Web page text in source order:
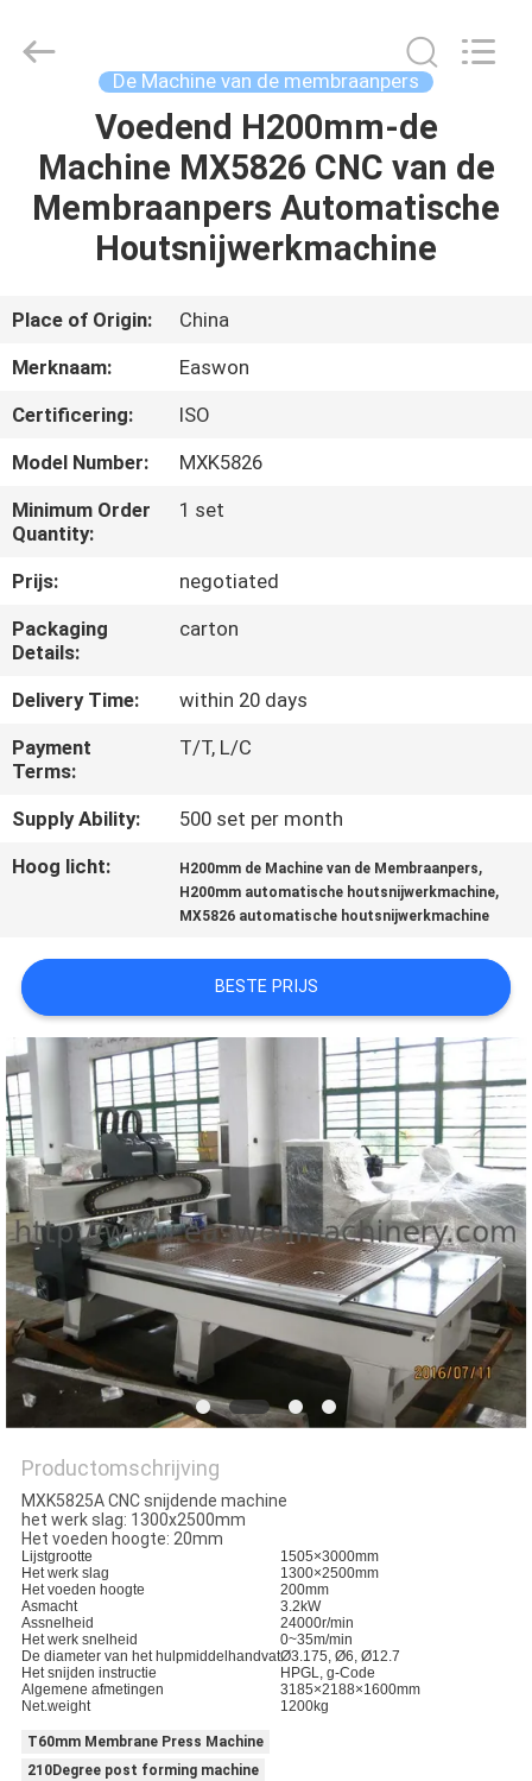
PRODUCTEN
ONS
KWALITEITSCONTROLE
CONTACTEER
ONS
NIEUWS
VERZOEK
OM EEN
CITAAT
PRIVACY
POLICY
Export
De Machine van de membraanpers
Voedend H200mm-de
Machine MX5826 CNC van de
Membraanpers Automatische
Houtsnijwerkmachine
Place of Origin:
China
Merknaam:
Easwon
Certificering:
ISO
Model Number:
MXK5826
Minimum Order
Quantity:
1 set
Prijs:
negotiated
Packaging
Details:
carton
Delivery Time:
within 20 days
Payment
Terms:
T/T, L/C
Supply Ability:
500 set per month
Hoog licht:
H200mm de Machine van de Membraanpers,
H200mm automatische houtsnijwerkmachine,
MX5826 automatische houtsnijwerkmachine
BESTE PRIJS
Productomschrijving
MXK5825A CNC snijdende machine
het werk slag: 1300x2500mm
Het voeden hoogte: 20mm
Lijstgrootte
1505×3000mm
Het werk slag
1300×2500mm
Het voeden hoogte
200mm
Asmacht
3.2kW
Assnelheid
24000r/min
Het werk snelheid
0~35m/min
De diameter van het hulpmiddelhandvatØ3.175, Ø6, Ø12.7
Het snijden instructie
HPGL, g-Code
Algemene afmetingen
3185×2188×1600mm
Net.weight
1200kg
T60mm Membrane Press Machine
210Degree post forming machine